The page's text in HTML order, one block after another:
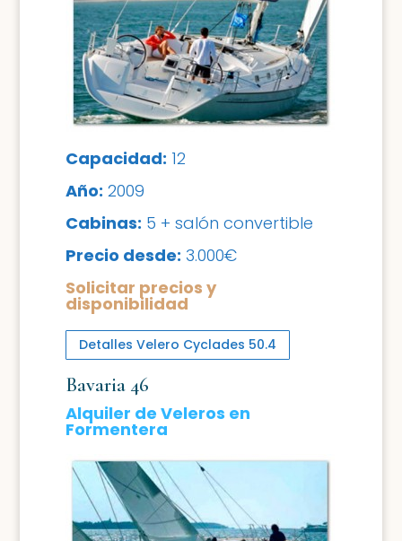
Capacidad: 12
Año: 2009
Cabinas: 5 + salón convertible
Precio desde: 3.000€
Solicitar precios y
disponibilidad
Detalles Velero Cyclades 50.4
Bavaria 46
Alquiler de Veleros en
Formentera